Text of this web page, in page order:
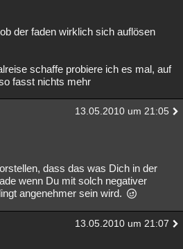
der faden wirklich sich auflösen
schaffe probiere ich es mal, auf
fasst nichts mehr
13.05.2010 um 21:05
dass das was Dich in der
wenn Du mit solch negativer
angenehmer sein wird.
13.05.2010 um 21:07